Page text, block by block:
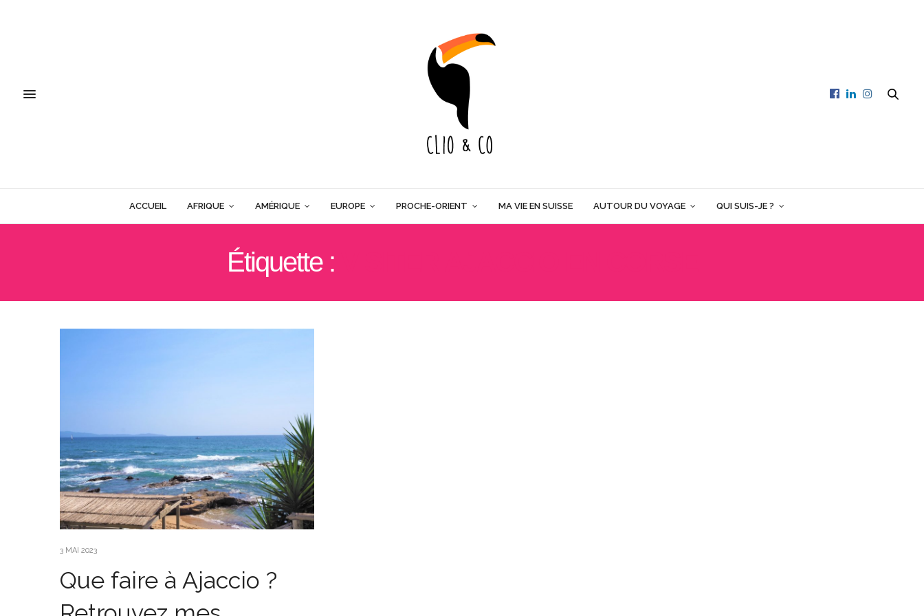
ACCUEIL AFRIQUE AMÉRIQUE EUROPE PROCHE-ORIENT MA VIE EN SUISSE AUTOUR DU VOYAGE QUI SUIS-JE ?
Étiquette :
3 MAI 2023
Que faire à Ajaccio ?